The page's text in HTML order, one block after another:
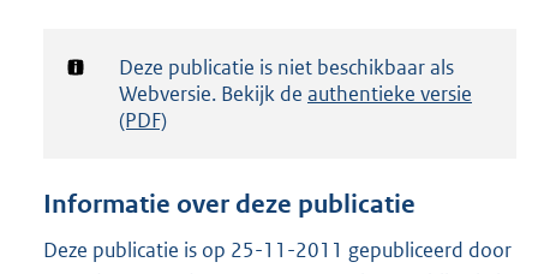
d
g
t
e
Notificatie:
Deze publicatie is niet beschikbaar als
Webversie. Bekijk de authentieke versie
(PDF)
Informatie over deze publicatie
Deze publicatie is op 25-11-2011 gepubliceerd door